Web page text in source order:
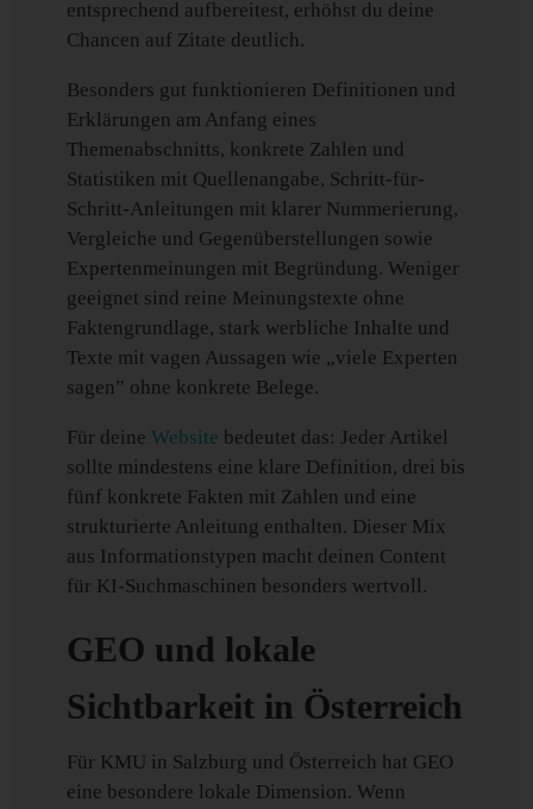
entsprechend aufbereitest, erhöhst du deine
Chancen auf Zitate deutlich.
Besonders gut funktionieren Definitionen und
Erklärungen am Anfang eines
Themenabschnitts, konkrete Zahlen und
Statistiken mit Quellenangabe, Schritt-für-
Schritt-Anleitungen mit klarer Nummerierung,
Vergleiche und Gegenüberstellungen sowie
Expertenmeinungen mit Begründung. Weniger
geeignet sind reine Meinungstexte ohne
Faktengrundlage, stark werbliche Inhalte und
Texte mit vagen Aussagen wie „viele Experten
sagen” ohne konkrete Belege.
Für deineWebsite bedeutet das: Jeder Artikel
sollte mindestens eine klare Definition, drei bis
fünf konkrete Fakten mit Zahlen und eine
strukturierte Anleitung enthalten. Dieser Mix
aus Informationstypen macht deinen Content
für KI-Suchmaschinen besonders wertvoll.
GEO und lokale
Sichtbarkeit in Österreich
Für KMU in Salzburg und Österreich hat GEO
eine besondere lokale Dimension. Wenn